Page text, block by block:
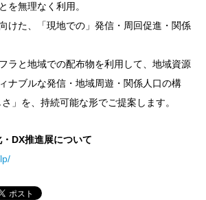
を無理なく利用。
けた、「現地での」発信・周回促進・関係
ラと地域での配布物を利用して、地域資源
ナブルな発信・地域周遊・関係人口の構
」を、持続可能な形でご提案します。
DX推進展について